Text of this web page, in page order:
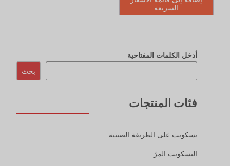
بسكويت البطاطس
بسكويت محشو
بسكويت ساندويتش المكرونة
البسكويت المقرمش